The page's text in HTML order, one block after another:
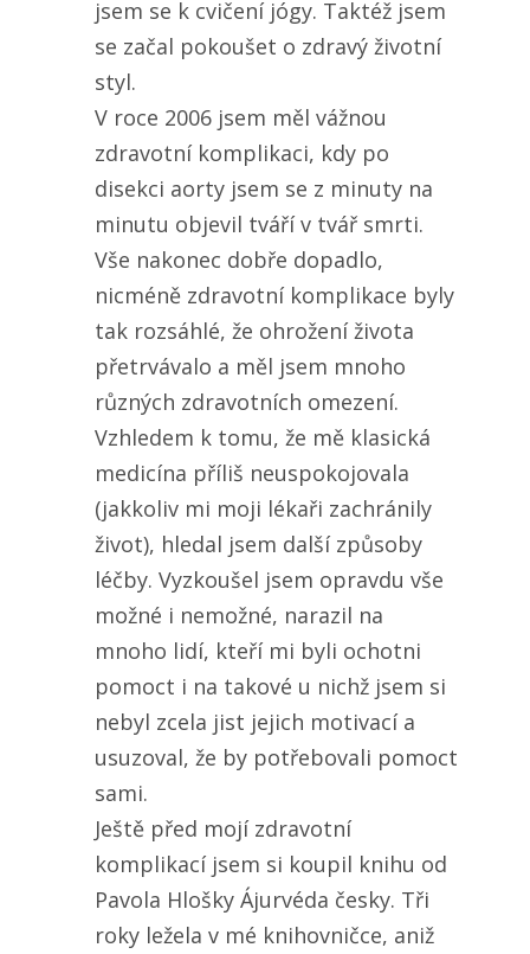
jsem se k cvičení jógy. Taktéž jsem
se začal pokoušet o zdravý životní
styl.
V roce 2006 jsem měl vážnou
zdravotní komplikaci, kdy po
disekci aorty jsem se z minuty na
minutu objevil tváří v tvář smrti.
Vše nakonec dobře dopadlo,
nicméně zdravotní komplikace byly
tak rozsáhlé, že ohrožení života
přetrvávalo a měl jsem mnoho
různých zdravotních omezení.
Vzhledem k tomu, že mě klasická
medicína příliš neuspokojovala
(jakkoliv mi moji lékaři zachránily
život), hledal jsem další způsoby
léčby. Vyzkoušel jsem opravdu vše
možné i nemožné, narazil na
mnoho lidí, kteří mi byli ochotni
pomoct i na takové u nichž jsem si
nebyl zcela jist jejich motivací a
usuzoval, že by potřebovali pomoct
sami.
Ještě před mojí zdravotní
komplikací jsem si koupil knihu od
Pavola Hlošky Ájurvéda česky. Tři
roky ležela v mé knihovničce, aniž